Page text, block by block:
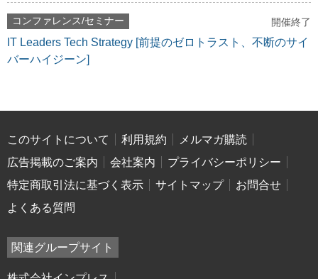
コンファレンス/セミナー 開催終了
IT Leaders Tech Strategy [前提のゼロトラスト、不断のサイ
バーハイジーン]
このサイトについて 利用規約
メルマガ購読
広告掲載のご案内
会社案内
プライバシーポリシー
特定商取引法に基づく表示
サイトマップ
お問合せ
よくある質問
関連グループサイト